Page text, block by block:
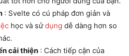
: Svelte có cú pháp đơn giản và
học và sửdụng dễ dàng hơn so
cải thiện : Cách tiếp cận của